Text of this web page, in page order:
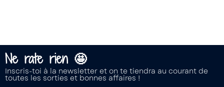
Ne rate rien 🤩
Inscris-toi à la newsletter et on te tiendra au courant de
toutes les sorties et bonnes affaires !